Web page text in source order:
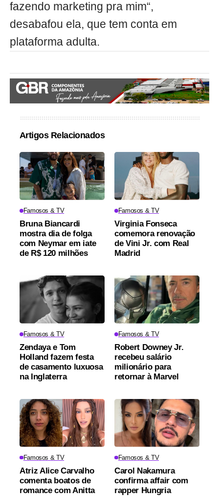
fazendo marketing pra mim“,
desabafou ela, que tem conta em
plataforma adulta.
Artigos Relacionados
Famosos & TV
Bruna Biancardi
mostra dia de folga
com Neymar em iate
de R$ 120 milhões
Famosos & TV
Virginia Fonseca
comemora renovação
de Vini Jr. com Real
Madrid
Famosos & TV
Zendaya e Tom
Holland fazem festa
de casamento luxuosa
na Inglaterra
Famosos & TV
Robert Downey Jr.
recebeu salário
milionário para
retornar à Marvel
Famosos & TV
Atriz Alice Carvalho
comenta boatos de
romance com Anitta
Famosos & TV
Carol Nakamura
confirma affair com
rapper Hungria